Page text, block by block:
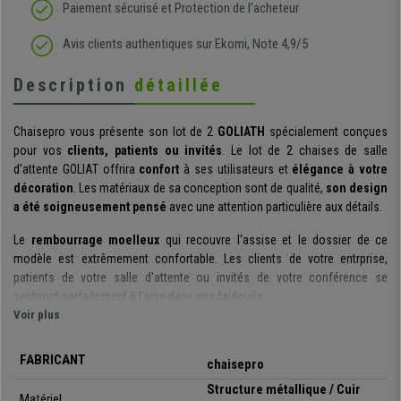
Paiement sécurisé et Protection de l'acheteur
Avis clients authentiques sur Ekomi, Note 4,9/5
Description détaillée
Chaisepro vous présente son lot de 2 GOLIATH spécialement conçues
pour vos clients, patients ou invités. Le lot de 2 chaises de salle
d'attente GOLIAT offrira confort à ses utilisateurs et élégance à votre
décoration. Les matériaux de sa conception sont de qualité, son design
a été soigneusement pensé avec une attention particulière aux détails.
Le rembourrage moelleux qui recouvre l'assise et le dossier de ce
modèle est extrêmement confortable. Les clients de votre entrprise,
patients de votre salle d'attente ou invités de votre conférence se
sentiront parfaitement à l’aise dans ses fauteuils.
en ligne avec le style
du modèle. Le revêtement de l’assise, du
dossier et des accoudoirs est encuir synthétiquetrès simple
Voir plus
FABRICANT chaisepro
Structure métallique / Cuir